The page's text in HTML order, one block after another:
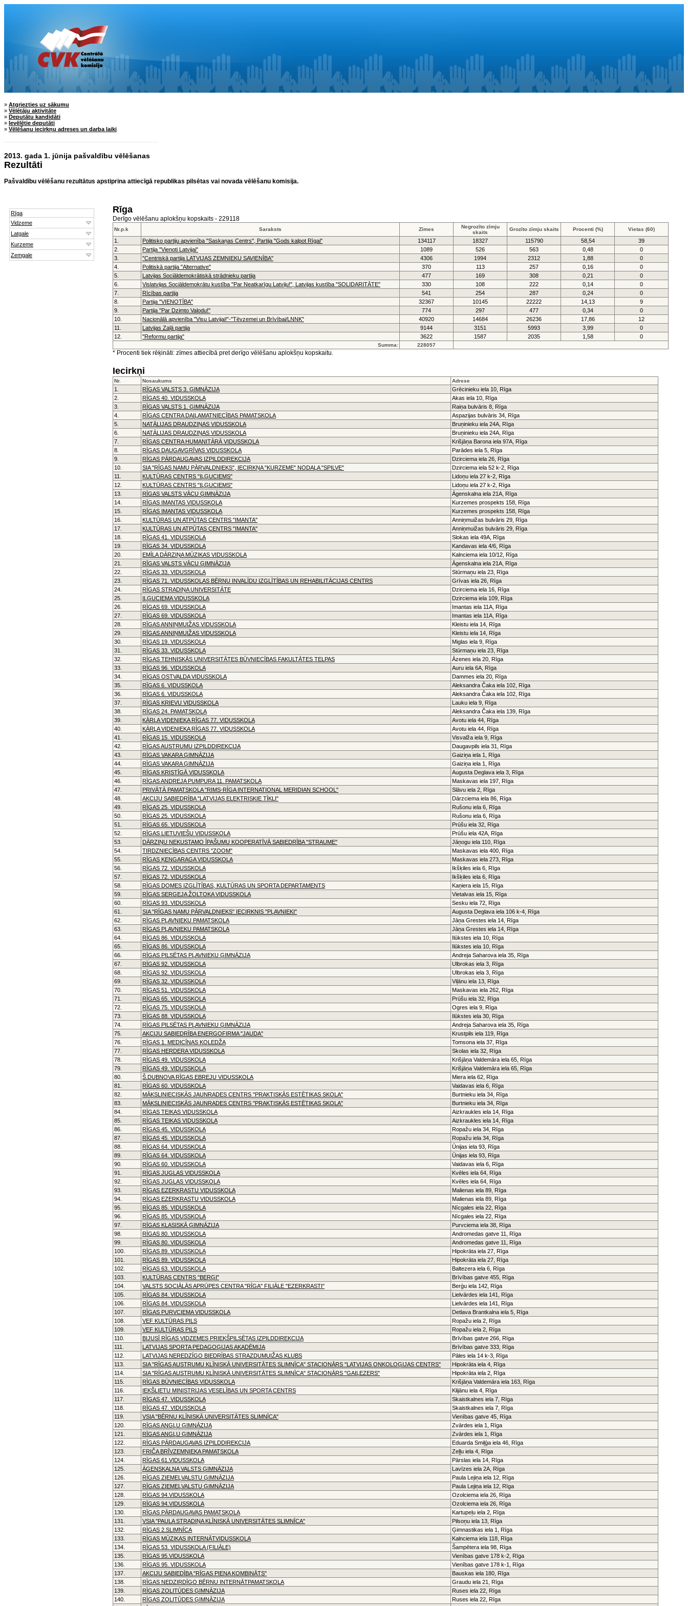
» Atgriezties uz sākumu
» Vēlētāju aktivitāte
» Deputātu kandidāti
» Ievēlētie deputāti
» Vēlēšanu iecirkņu adreses un darba laiki
2013. gada 1. jūnija pašvaldību vēlēšanas
Rezultāti
Pašvaldību vēlēšanu rezultātus apstiprina attiecīgā republikas pilsētas vai novada vēlēšanu komisija.
Rīga
Derīgo vēlēšanu aplokšņu kopskaits - 229118
Nr.p.k Saraksts Zīmes
Negrozīto zīmju
skaits
Grozīto zīmju skaits Procenti (%) Vietas (60)
1. Politisko partiju apvienība "Saskaņas Centrs", Partija "Gods kalpot Rīgai" 134117 18327 115790 58,54
39
2.
Partija "Vienoti Latvijai" 1089 526 563 0,48
0
3.
"Centriskā partija LATVIJAS ZEMNIEKU SAVIENĪBA" 4306 1994 2312 1,88
0
4.
Politiskā partija "Alternative" 370 113 257 0,16
0
5.
Latvijas Sociāldemokrātiskā strādnieku partija 477 169 308 0,21
0
6.
Vislatvijas Sociāldemokrātu kustība "Par Neatkarīgu Latviju!", Latvijas kustība "SOLIDARITĀTE" 330 108 222 0,14
0
7.
Rīcības partija 541 254 287 0,24
0
8.
Partija "VIENOTĪBA" 32367 10145 22222 14,13
9
9.
Partija "Par Dzimto Valodu!" 774 297 477 0,34
0
10.
Nacionālā apvienība "Visu Latvijai!"-"Tēvzemei un Brīvībai/LNNK" 40920 14684 26236 17,86
12
11.
Latvijas Zaļā partija 9144 3151 5993 3,99
0
12.
"Reformu partija" 3622 1587 2035 1,58 0
Summa: 228057
* Procenti tiek rēķināti: zīmes attiecībā pret derīgo vēlēšanu aplokšņu kopskaitu.
Iecirkņi
Nr. Nosaukums Adrese
1. RĪGAS VALSTS 3. ĢIMNĀZIJA
Grēcinieku iela 10, Rīga
2.
RĪGAS 40. VIDUSSKOLA
Akas iela 10, Rīga
3.
RĪGAS VALSTS 1. ĢIMNĀZIJA
Raiņa bulvāris 8, Rīga
4.
RĪGAS CENTRA DAIĻAMATNIECĪBAS PAMATSKOLA
Aspazijas bulvāris 34, Rīga
5.
NATĀLIJAS DRAUDZIŅAS VIDUSSKOLA
Bruņinieku iela 24A, Rīga
6.
NATĀLIJAS DRAUDZIŅAS VIDUSSKOLA
Bruņinieku iela 24A, Rīga
7.
RĪGAS CENTRA HUMANITĀRĀ VIDUSSKOLA
Krišjāņa Barona iela 97A, Rīga
8.
RĪGAS DAUGAVGRĪVAS VIDUSSKOLA
Parādes iela 5, Rīga
9.
RĪGAS PĀRDAUGAVAS IZPILDDIREKCIJA
Dzirciema iela 26, Rīga
10.
SIA "RĪGAS NAMU PĀRVALDNIEKS", IECIRKŅA "KURZEME" NODAĻA "SPILVE"
Dzirciema iela 52 k-2, Rīga
11.
KULTŪRAS CENTRS "IĻĢUCIEMS"
Lidoņu iela 27 k-2, Rīga
12.
KULTŪRAS CENTRS "IĻĢUCIEMS"
Lidoņu iela 27 k-2, Rīga
13.
RĪGAS VALSTS VĀCU ĢIMNĀZIJA
Āgenskalna iela 21A, Rīga
14.
RĪGAS IMANTAS VIDUSSKOLA
Kurzemes prospekts 158, Rīga
15.
RĪGAS IMANTAS VIDUSSKOLA
Kurzemes prospekts 158, Rīga
16.
KULTŪRAS UN ATPŪTAS CENTRS "IMANTA"
Anniņmuižas bulvāris 29, Rīga
17.
KULTŪRAS UN ATPŪTAS CENTRS "IMANTA"
Anniņmuižas bulvāris 29, Rīga
18.
RĪGAS 41. VIDUSSKOLA
Slokas iela 49A, Rīga
19.
RĪGAS 34. VIDUSSKOLA
Kandavas iela 4/6, Rīga
20.
EMĪLA DĀRZIŅA MŪZIKAS VIDUSSKOLA
Kalnciema iela 10/12, Rīga
21.
RĪGAS VALSTS VĀCU ĢIMNĀZIJA
Āgenskalna iela 21A, Rīga
22.
RĪGAS 33. VIDUSSKOLA
Stūrmaņu iela 23, Rīga
23.
RĪGAS 71. VIDUSSKOLAS BĒRNU INVALĪDU IZGLĪTĪBAS UN REHABILITĀCIJAS CENTRS
Grīvas iela 26, Rīga
24.
RĪGAS STRADIŅA UNIVERSITĀTE
Dzirciema iela 16, Rīga
25.
IĻĢUCIEMA VIDUSSKOLA
Dzirciema iela 109, Rīga
26.
RĪGAS 69. VIDUSSKOLA
Imantas iela 11A, Rīga
27.
RĪGAS 69. VIDUSSKOLA
Imantas iela 11A, Rīga
28.
RĪGAS ANNIŅMUIŽAS VIDUSSKOLA
Kleistu iela 14, Rīga
29.
RĪGAS ANNIŅMUIŽAS VIDUSSKOLA
Kleistu iela 14, Rīga
30.
RĪGAS 19. VIDUSSKOLA
Miglas iela 9, Rīga
31.
RĪGAS 33. VIDUSSKOLA
Stūrmaņu iela 23, Rīga
32.
RĪGAS TEHNISKĀS UNIVERSITĀTES BŪVNIECĪBAS FAKULTĀTES TELPAS
Āzenes iela 20, Rīga
33.
RĪGAS 96. VIDUSSKOLA
Auru iela 6A, Rīga
34.
RĪGAS OSTVALDA VIDUSSKOLA
Dammes iela 20, Rīga
35.
RĪGAS 6. VIDUSSKOLA
Aleksandra Čaka iela 102, Rīga
36.
RĪGAS 6. VIDUSSKOLA
Aleksandra Čaka iela 102, Rīga
37.
RĪGAS KRIEVU VIDUSSKOLA
Lauku iela 9, Rīga
38.
RĪGAS 24. PAMATSKOLA
Aleksandra Čaka iela 139, Rīga
39.
KĀRĻA VIDENIEKA RĪGAS 77. VIDUSSKOLA
Avotu iela 44, Rīga
40.
KĀRĻA VIDENIEKA RĪGAS 77. VIDUSSKOLA
Avotu iela 44, Rīga
41.
RĪGAS 15. VIDUSSKOLA
Visvalža iela 9, Rīga
42.
RĪGAS AUSTRUMU IZPILDDIREKCIJA
Daugavpils iela 31, Rīga
43.
RĪGAS VAKARA ĢIMNĀZIJA
Gaiziņa iela 1, Rīga
44.
RĪGAS VAKARA ĢIMNĀZIJA
Gaiziņa iela 1, Rīga
45.
RĪGAS KRISTĪGĀ VIDUSSKOLA
Augusta Deglava iela 3, Rīga
46.
RĪGAS ANDREJA PUMPURA 11. PAMATSKOLA
Maskavas iela 197, Rīga
47.
PRIVĀTĀ PAMATSKOLA "RIMS-RĪGA INTERNATIONAL MERIDIAN SCHOOL"
Slāvu iela 2, Rīga
48.
AKCIJU SABIEDRĪBA "LATVIJAS ELEKTRISKIE TĪKLI"
Dārzciema iela 86, Rīga
49.
RĪGAS 25. VIDUSSKOLA
Rušonu iela 6, Rīga
50.
RĪGAS 25. VIDUSSKOLA
Rušonu iela 6, Rīga
51.
RĪGAS 65. VIDUSSKOLA
Prūšu iela 32, Rīga
52.
RĪGAS LIETUVIEŠU VIDUSSKOLA
Prūšu iela 42A, Rīga
53.
DĀRZIŅU NEKUSTAMO ĪPAŠUMU KOOPERATĪVĀ SABIEDRĪBA "STRAUME"
Jāņogu iela 110, Rīga
54.
TIRDZNIECĪBAS CENTRS "ZOOM"
Maskavas iela 400, Rīga
55.
RĪGAS ĶENGARAGA VIDUSSKOLA
Maskavas iela 273, Rīga
56.
RĪGAS 72. VIDUSSKOLA
Ikšķiles iela 6, Rīga
57.
RĪGAS 72. VIDUSSKOLA
Ikšķiles iela 6, Rīga
58.
RĪGAS DOMES IZGLĪTĪBAS, KULTŪRAS UN SPORTA DEPARTAMENTS
Kaņiera iela 15, Rīga
59.
RĪGAS SERGEJA ŽOLTOKA VIDUSSKOLA
Vietalvas iela 15, Rīga
60.
RĪGAS 93. VIDUSSKOLA
Sesku iela 72, Rīga
61.
SIA "RĪGAS NAMU PĀRVALDNIEKS" IECIRKNIS "PĻAVNIEKI"
Augusta Deglava iela 106 k-4, Rīga
62.
RĪGAS PĻAVNIEKU PAMATSKOLA
Jāņa Grestes iela 14, Rīga
63.
RĪGAS PĻAVNIEKU PAMATSKOLA
Jāņa Grestes iela 14, Rīga
64.
RĪGAS 86. VIDUSSKOLA
Ilūkstes iela 10, Rīga
65.
RĪGAS 86. VIDUSSKOLA
Ilūkstes iela 10, Rīga
66.
RĪGAS PILSĒTAS PĻAVNIEKU ĢIMNĀZIJA
Andreja Saharova iela 35, Rīga
67.
RĪGAS 92. VIDUSSKOLA
Ulbrokas iela 3, Rīga
68.
RĪGAS 92. VIDUSSKOLA
Ulbrokas iela 3, Rīga
69.
RĪGAS 32. VIDUSSKOLA
Viļānu iela 13, Rīga
70.
RĪGAS 51. VIDUSSKOLA
Maskavas iela 262, Rīga
71.
RĪGAS 65. VIDUSSKOLA
Prūšu iela 32, Rīga
72.
RĪGAS 75. VIDUSSKOLA
Ogres iela 9, Rīga
73.
RĪGAS 88. VIDUSSKOLA
Ilūkstes iela 30, Rīga
74.
RĪGAS PILSĒTAS PĻAVNIEKU ĢIMNĀZIJA
Andreja Saharova iela 35, Rīga
75.
AKCIJU SABIEDRĪBA ENERGOFIRMA "JAUDA"
Krustpils iela 119, Rīga
76.
RĪGAS 1. MEDICĪNAS KOLEDŽA
Tomsona iela 37, Rīga
77.
RĪGAS HERDERA VIDUSSKOLA
Skolas iela 32, Rīga
78.
RĪGAS 49. VIDUSSKOLA
Krišjāņa Valdemāra iela 65, Rīga
79.
RĪGAS 49. VIDUSSKOLA
Krišjāņa Valdemāra iela 65, Rīga
80.
Š.DUBNOVA RĪGAS EBREJU VIDUSSKOLA
Miera iela 62, Rīga
81.
RĪGAS 60. VIDUSSKOLA
Vaidavas iela 6, Rīga
82.
MĀKSLINIECISKĀS JAUNRADES CENTRS "PRAKTISKĀS ESTĒTIKAS SKOLA"
Burtnieku iela 34, Rīga
83.
MĀKSLINIECISKĀS JAUNRADES CENTRS "PRAKTISKĀS ESTĒTIKAS SKOLA"
Burtnieku iela 34, Rīga
84.
RĪGAS TEIKAS VIDUSSKOLA
Aizkraukles iela 14, Rīga
85.
RĪGAS TEIKAS VIDUSSKOLA
Aizkraukles iela 14, Rīga
86.
RĪGAS 45. VIDUSSKOLA
Ropažu iela 34, Rīga
87.
RĪGAS 45. VIDUSSKOLA
Ropažu iela 34, Rīga
88.
RĪGAS 64. VIDUSSKOLA
Ūnijas iela 93, Rīga
89.
RĪGAS 64. VIDUSSKOLA
Ūnijas iela 93, Rīga
90.
RĪGAS 60. VIDUSSKOLA
Vaidavas iela 6, Rīga
91.
RĪGAS JUGLAS VIDUSSKOLA
Kvēles iela 64, Rīga
92.
RĪGAS JUGLAS VIDUSSKOLA
Kvēles iela 64, Rīga
93.
RĪGAS EZERKRASTU VIDUSSKOLA
Malienas iela 89, Rīga
94.
RĪGAS EZERKRASTU VIDUSSKOLA
Malienas iela 89, Rīga
95.
RĪGAS 85. VIDUSSKOLA
Nīcgales iela 22, Rīga
96.
RĪGAS 85. VIDUSSKOLA
Nīcgales iela 22, Rīga
97.
RĪGAS KLASISKĀ ĢIMNĀZIJA
Purvciema iela 38, Rīga
98.
RĪGAS 80. VIDUSSKOLA
Andromedas gatve 11, Rīga
99.
RĪGAS 80. VIDUSSKOLA
Andromedas gatve 11, Rīga
100.
RĪGAS 89. VIDUSSKOLA
Hipokrāta iela 27, Rīga
101.
RĪGAS 89. VIDUSSKOLA
Hipokrāta iela 27, Rīga
102.
RĪGAS 63. VIDUSSKOLA
Baltezera iela 6, Rīga
103.
KULTŪRAS CENTRS "BERĢI"
Brīvības gatve 455, Rīga
104.
VALSTS SOCIĀLĀS APRŪPES CENTRA "RĪGA" FILIĀLE "EZERKRASTI"
Berģu iela 142, Rīga
105.
RĪGAS 84. VIDUSSKOLA
Lielvārdes iela 141, Rīga
106.
RĪGAS 84. VIDUSSKOLA
Lielvārdes iela 141, Rīga
107.
RĪGAS PURVCIEMA VIDUSSKOLA
Detlava Brantkalna iela 5, Rīga
108.
VEF KULTŪRAS PILS
Ropažu iela 2, Rīga
109.
VEF KULTŪRAS PILS
Ropažu iela 2, Rīga
110.
BIJUSĪ RĪGAS VIDZEMES PRIEKŠPILSĒTAS IZPILDDIREKCIJA
Brīvības gatve 266, Rīga
111.
LATVIJAS SPORTA PEDAGOĢIJAS AKADĒMIJA
Brīvības gatve 333, Rīga
112.
LATVIJAS NEREDZĪGO BIEDRĪBAS STRAZDUMUIŽAS KLUBS
Pāles iela 14 k-3, Rīga
113.
SIA "RĪGAS AUSTRUMU KLĪNISKĀ UNIVERSITĀTES SLIMNĪCA" STACIONĀRS "LATVIJAS ONKOLOĢIJAS CENTRS"
Hipokrāta iela 4, Rīga
114.
SIA "RĪGAS AUSTRUMU KLĪNISKĀ UNIVERSITĀTES SLIMNĪCA" STACIONĀRS "GAIĻEZERS"
Hipokrāta iela 2, Rīga
115.
RĪGAS BŪVNIECĪBAS VIDUSSKOLA
Krišjāņa Valdemāra iela 163, Rīga
116.
IEKŠLIETU MINISTRIJAS VESELĪBAS UN SPORTA CENTRS
Klijānu iela 4, Rīga
117.
RĪGAS 47. VIDUSSKOLA
Skaistkalnes iela 7, Rīga
118.
RĪGAS 47. VIDUSSKOLA
Skaistkalnes iela 7, Rīga
119.
VSIA "BĒRNU KLĪNISKĀ UNIVERSITĀTES SLIMNĪCA"
Vienības gatve 45, Rīga
120.
RĪGAS ANGĻU ĢIMNĀZIJA
Zvārdes iela 1, Rīga
121.
RĪGAS ANGĻU ĢIMNĀZIJA
Zvārdes iela 1, Rīga
122.
RĪGAS PĀRDAUGAVAS IZPILDDIREKCIJA
Eduarda Smiļģa iela 46, Rīga
123.
FRIČA BRĪVZEMNIEKA PAMATSKOLA
Zeļļu iela 4, Rīga
124.
RĪGAS 61.VIDUSSKOLA
Pārslas iela 14, Rīga
125.
ĀGENSKALNA VALSTS ĢIMNĀZIJA
Lavīzes iela 2A, Rīga
126.
RĪGAS ZIEMEĻVALSTU ĢIMNĀZIJA
Paula Lejiņa iela 12, Rīga
127.
RĪGAS ZIEMEĻVALSTU ĢIMNĀZIJA
Paula Lejiņa iela 12, Rīga
128.
RĪGAS 94.VIDUSSKOLA
Ozolciema iela 26, Rīga
129.
RĪGAS 94.VIDUSSKOLA
Ozolciema iela 26, Rīga
130.
RĪGAS PĀRDAUGAVAS PAMATSKOLA
Kartupeļu iela 2, Rīga
131.
VSIA "PAULA STRADIŅA KLĪNISKĀ UNIVERSITĀTES SLIMNĪCA"
Pilsoņu iela 13, Rīga
132.
RĪGAS 2.SLIMNĪCA
Ģimnastikas iela 1, Rīga
133.
RĪGAS MŪZIKAS INTERNĀTVIDUSSKOLA
Kalnciema iela 118, Rīga
134.
RĪGAS 53. VIDUSSKOLA (FILIĀLE)
Šampētera iela 98, Rīga
135.
RĪGAS 95.VIDUSSKOLA
Vienības gatve 178 k-2, Rīga
136.
RĪGAS 95. VIDUSSKOLA
Vienības gatve 178 k-1, Rīga
137.
AKCIJU SABIEDĪBA "RĪGAS PIENA KOMBINĀTS"
Bauskas iela 180, Rīga
138.
RĪGAS NEDZIRDĪGO BĒRNU INTERNĀTPAMATSKOLA
Graudu iela 21, Rīga
139.
RĪGAS ZOLITŪDES ĢIMNĀZIJA
Ruses iela 22, Rīga
140.
RĪGAS ZOLITŪDES ĢIMNĀZIJA
Ruses iela 22, Rīga